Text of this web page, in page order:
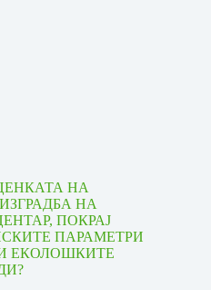
НА
НА
ПОКРАЈ
ПАРАМЕТРИ
ЕКОЛОШКИТЕ